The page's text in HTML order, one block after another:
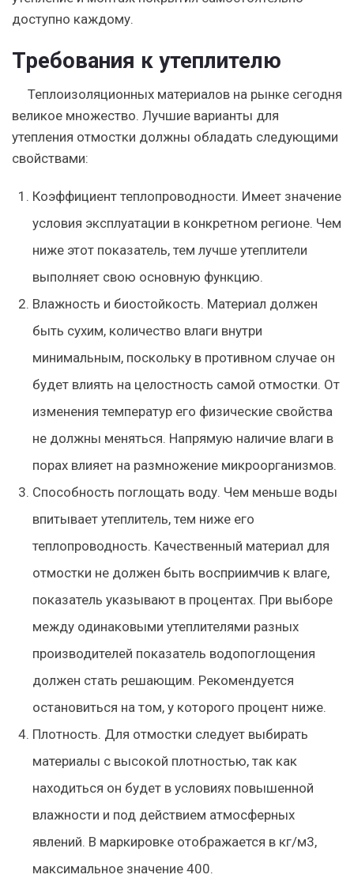
доступно каждому.
Требования к утеплителю
Теплоизоляционных материалов на рынке сегодня
великое множество. Лучшие варианты для
утепления отмостки должны обладать следующими
свойствами:
Коэффициент теплопроводности. Имеет значение
условия эксплуатации в конкретном регионе. Чем
ниже этот показатель, тем лучше утеплители
выполняет свою основную функцию.
Влажность и биостойкость. Материал должен
быть сухим, количество влаги внутри
минимальным, поскольку в противном случае он
будет влиять на целостность самой отмостки. От
изменения температур его физические свойства
не должны меняться. Напрямую наличие влаги в
порах влияет на размножение микроорганизмов.
Способность поглощать воду. Чем меньше воды
впитывает утеплитель, тем ниже его
теплопроводность. Качественный материал для
отмостки не должен быть восприимчив к влаге,
показатель указывают в процентах. При выборе
между одинаковыми утеплителями разных
производителей показатель водопоглощения
должен стать решающим. Рекомендуется
остановиться на том, у которого процент ниже.
Плотность. Для отмостки следует выбирать
материалы с высокой плотностью, так как
находиться он будет в условиях повышенной
влажности и под действием атмосферных
явлений. В маркировке отображается в кг/м3,
максимальное значение 400.